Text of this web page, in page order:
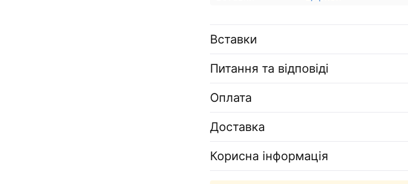
Вставки
Питання та відповіді
Оплата
Доставка
Корисна інформація